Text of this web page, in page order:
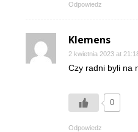
Odpowiedz
Klemens
2 kwietnia 2023 at
Czy radni byli na
0
Odpowiedz